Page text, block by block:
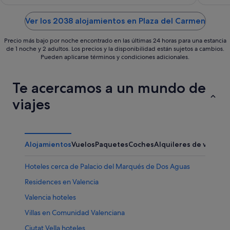
5
Ver los 2038 alojamientos en Plaza del Carmen
Precio más bajo por noche encontrado en las últimas 24 horas para una estancia
de 1 noche y 2 adultos. Los precios y la disponibilidad están sujetos a cambios.
Pueden aplicarse términos y condiciones adicionales.
Te acercamos a un mundo de
viajes
AlojamientosVuelosPaquetesCochesAlquileres de
Hoteles cerca de Palacio del Marqués de Dos Aguas
Residences en Valencia
Valencia hoteles
Villas en Comunidad Valenciana
Ciutat Vella hoteles